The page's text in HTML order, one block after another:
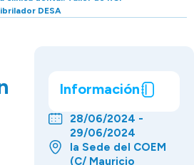
DESA
Información
28/06/2024 -
29/06/2024
la Sede del COEM
(C/ Mauricio